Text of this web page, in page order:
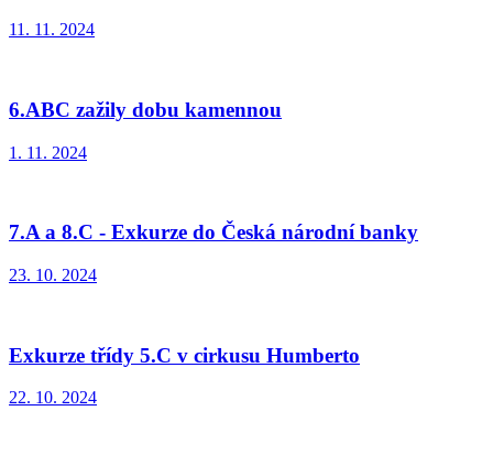
11. 11. 2024
6.ABC zažily dobu kamennou
1. 11. 2024
7.A a 8.C - Exkurze do Česká národní banky
23. 10. 2024
Exkurze třídy 5.C v cirkusu Humberto
22. 10. 2024